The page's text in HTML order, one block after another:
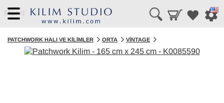
Menü
PATCHWORK HALI VE KILIMLER ORTA VINTAGE